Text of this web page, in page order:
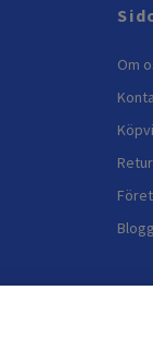
Om
Blogg